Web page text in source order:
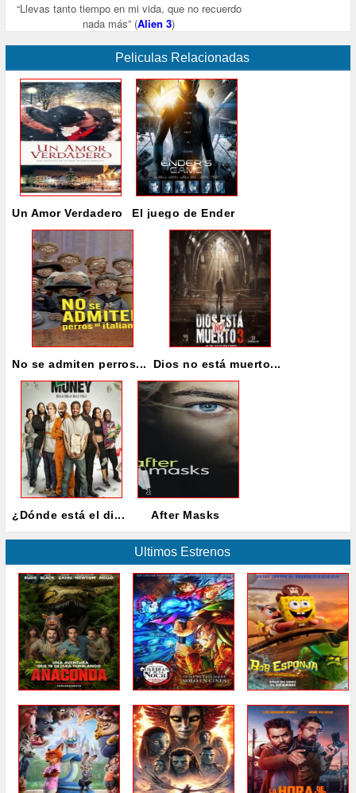
“Llevas tanto tiempo en mi vida, que no recuerdo
nada más” (Alien 3)
Peliculas Relacionadas
Un Amor Verdadero El juego de Ender
No se admiten perros... Dios no está muerto...
¿Dónde está el di... After Masks
Ultimos Estrenos